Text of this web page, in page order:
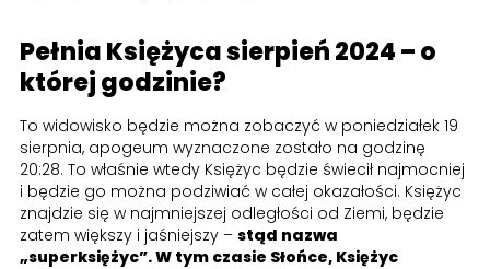
Pełnia Księżyca sierpień 2024 – o
której godzinie?
To widowisko będzie można zobaczyć w poniedziałek 19
sierpnia, apogeum wyznaczone zostało na godzinę
20:28. To właśnie wtedy Księżyc będzie świecił najmocniej
i będzie go można podziwiać w całej okazałości. Księżyc
znajdzie się w najmniejszej odległości od Ziemi, będzie
zatem większy i jaśniejszy – stąd nazwa
„superksiężyc”. W tym czasie Słońce, Księżyc